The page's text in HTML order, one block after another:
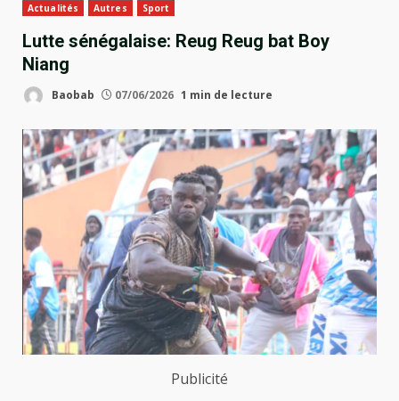
Actualités Autres Sport
Lutte sénégalaise: Reug Reug bat Boy
Niang
Baobab 07/06/2026 1 min de lecture
Publicité